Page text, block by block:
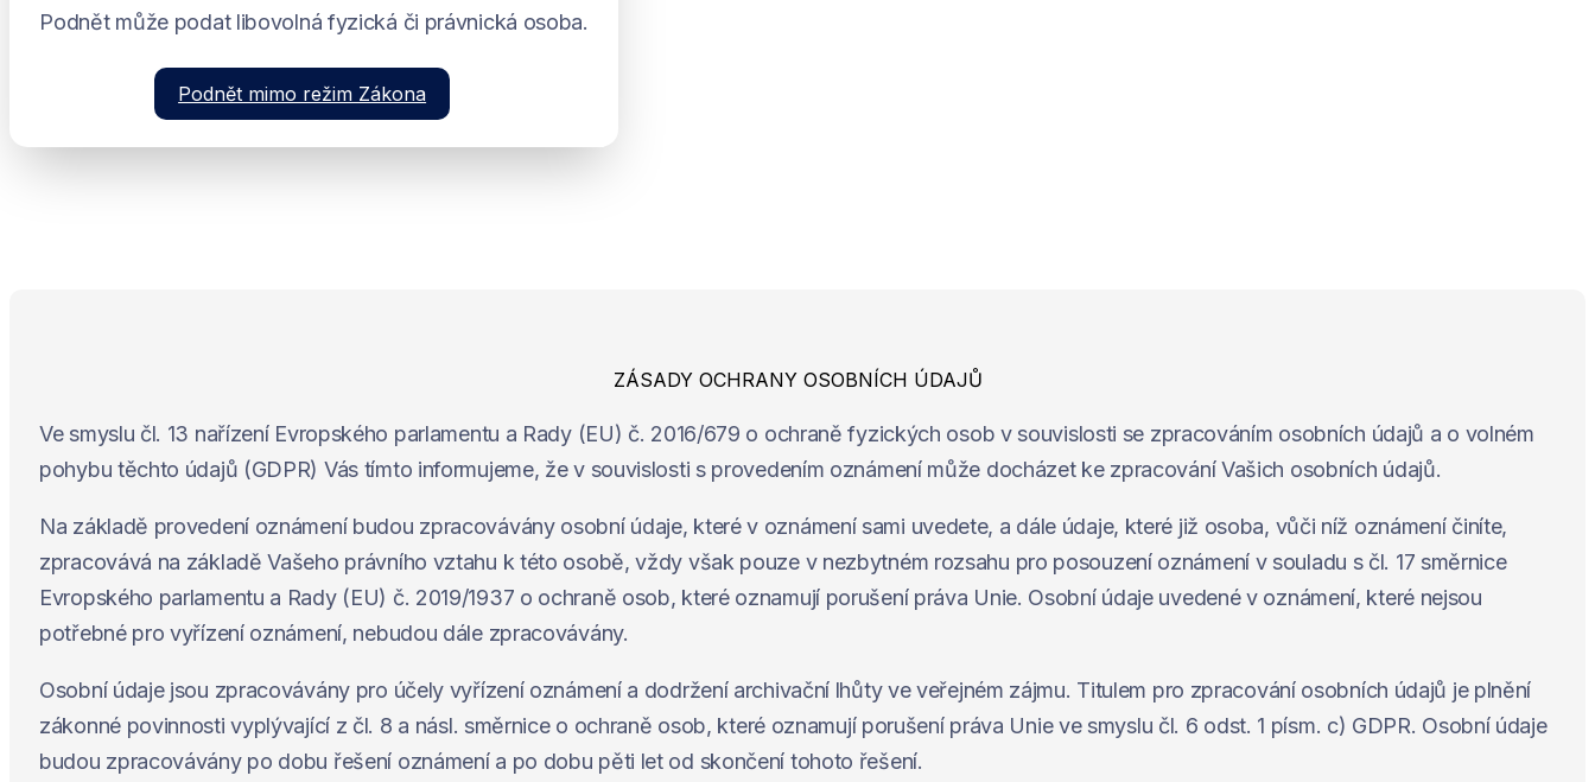
Podnět může podat libovolná fyzická či právnická osoba.
Podnět mimo režim Zákona
ZÁSADY OCHRANY OSOBNÍCH ÚDAJŮ
Ve smyslu čl. 13 nařízení Evropského parlamentu a Rady (EU) č. 2016/679 o ochraně fyzických osob v souvislosti se zpracováním osobních údajů a o volném
pohybu těchto údajů (GDPR) Vás tímto informujeme, že v souvislosti s provedením oznámení může docházet ke zpracování Vašich osobních údajů.
Na základě provedení oznámení budou zpracovávány osobní údaje, které v oznámení sami uvedete, a dále údaje, které již osoba, vůči níž oznámení činíte,
zpracovává na základě Vašeho právního vztahu k této osobě, vždy však pouze v nezbytném rozsahu pro posouzení oznámení v souladu s čl. 17 směrnice
Evropského parlamentu a Rady (EU) č. 2019/1937 o ochraně osob, které oznamují porušení práva Unie. Osobní údaje uvedené v oznámení, které nejsou
potřebné pro vyřízení oznámení, nebudou dále zpracovávány.
Osobní údaje jsou zpracovávány pro účely vyřízení oznámení a dodržení archivační lhůty ve veřejném zájmu. Titulem pro zpracování osobních údajů je plnění
zákonné povinnosti vyplývající z čl. 8 a násl. směrnice o ochraně osob, které oznamují porušení práva Unie ve smyslu čl. 6 odst. 1 písm. c) GDPR. Osobní údaje
budou zpracovávány po dobu řešení oznámení a po dobu pěti let od skončení tohoto řešení.